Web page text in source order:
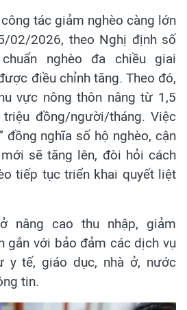
tác giảm nghèo càng lớn
02/2026, theo Nghị định số
chuẩn nghèo đa chiều giai
điều chỉnh tăng. Theo đó,
vực nông thôn nâng từ 1,5
đồng/người/tháng. Việc
đồng nghĩa số hộ nghèo, cận
sẽ tăng lên, đòi hỏi cách
tiếp tục triển khai quyết liệt
nâng cao thu nhập, giảm
gắn với bảo đảm các dịch vụ
y tế, giáo dục, nhà ở, nước
tin.